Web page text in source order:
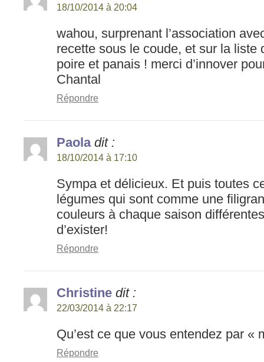
18/10/2014 à 20:04
wahou, surprenant l’association
recette sous le coude, et sur la liste
poire et panais ! merci d’innover
Chantal
Répondre
Paola dit :
18/10/2014 à 17:10
Sympa et délicieux. Et puis toutes
légumes qui sont comme une
couleurs à chaque saison
d’exister!
Répondre
Christine dit :
22/03/2014 à 22:17
Qu’est ce que vous entendez par «
Répondre